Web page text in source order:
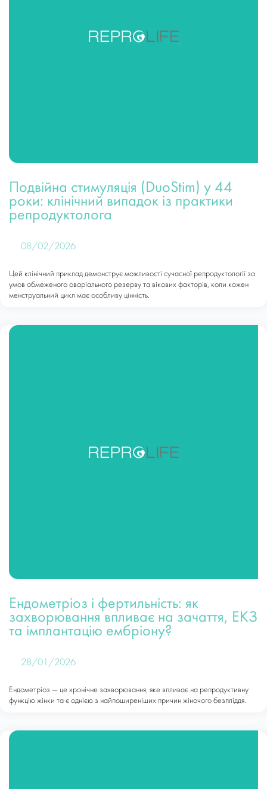
Подвійна стимуляція (DuoStim) у 44
роки: клінічний випадок із практики
репродуктолога
08/02/2026
Цей клінічний приклад демонструє можливості сучасної репродуктології за
умов обмеженого оваріального резерву та вікових факторів, коли кожен
менструальний цикл має особливу цінність.
Ендометріоз і фертильність: як
захворювання впливає на зачаття, ЕКЗ
та імплантацію ембріону?
28/01/2026
Ендометріоз — це хронічне захворювання, яке впливає на репродуктивну
функцію жінки та є однією з найпоширеніших причин жіночого безпліддя.